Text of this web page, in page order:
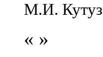
М.И.
« »